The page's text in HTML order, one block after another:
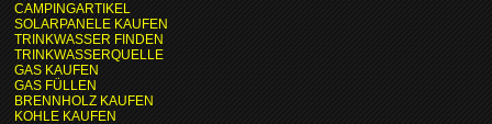
CAMPINGARTIKEL
SOLARPANELE KAUFEN
TRINKWASSER FINDEN
TRINKWASSERQUELLE
GAS KAUFEN
GAS FÜLLEN
BRENNHOLZ KAUFEN
KOHLE KAUFEN